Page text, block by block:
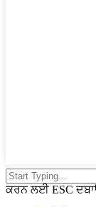
ਕਰਨ ਲਈ ESC